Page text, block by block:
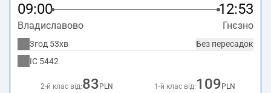
09:00 12:53
Владиславово Гнєзно
Без пересадок
3год 53хв
IC 5442
2-й клас від:83 PLN 1-й клас від: 109 PLN